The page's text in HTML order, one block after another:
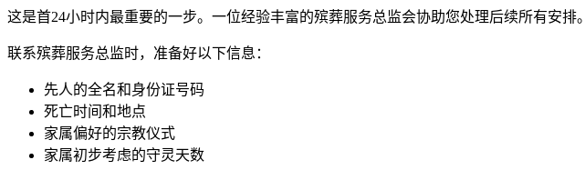
这是首24小时内最重要的一步。一位经验丰富的殡葬服务总监会协助您处理后续所有安排。
联系殡葬服务总监时，准备好以下信息：
先人的全名和身份证号码
死亡时间和地点
家属偏好的宗教仪式
家属初步考虑的守灵天数